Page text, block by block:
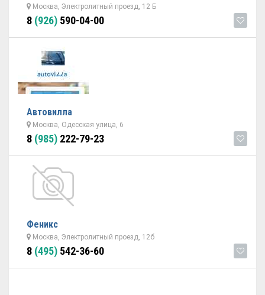
Москва, Электролитный проезд, 12 Б
8 (926) 590-04-00
Автовилла
Москва, Одесская улица, 6
8 (985) 222-79-23
Феникс
Москва, Электролитный проезд, 12б
8 (495) 542-36-60